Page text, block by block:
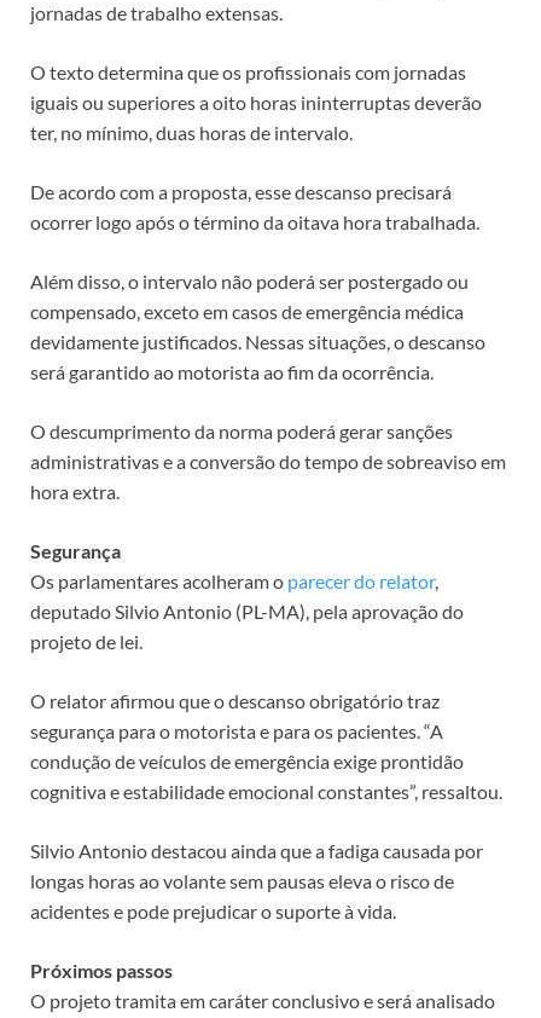
jornadas de trabalho extensas.
O texto determina que os profissionais com jornadas
iguais ou superiores a oito horas ininterruptas deverão
ter, no mínimo, duas horas de intervalo.
De acordo com a proposta, esse descanso precisará
ocorrer logo após o término da oitava hora trabalhada.
Além disso, o intervalo não poderá ser postergado ou
compensado, exceto em casos de emergência médica
devidamente justificados. Nessas situações, o descanso
será garantido ao motorista ao fim da ocorrência.
O descumprimento da norma poderá gerar sanções
administrativas e a conversão do tempo de sobreaviso em
hora extra.
Segurança
Os parlamentares acolheram o parecer do relator,
deputado Silvio Antonio (PL-MA), pela aprovação do
projeto de lei.
O relator afirmou que o descanso obrigatório traz
segurança para o motorista e para os pacientes. “A
condução de veículos de emergência exige prontidão
cognitiva e estabilidade emocional constantes”, ressaltou.
Silvio Antonio destacou ainda que a fadiga causada por
longas horas ao volante sem pausas eleva o risco de
acidentes e pode prejudicar o suporte à vida.
Próximos passos
O projeto tramita emcaráter conclusivoe será analisado